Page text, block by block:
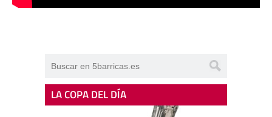
LA COPA DEL DÍA